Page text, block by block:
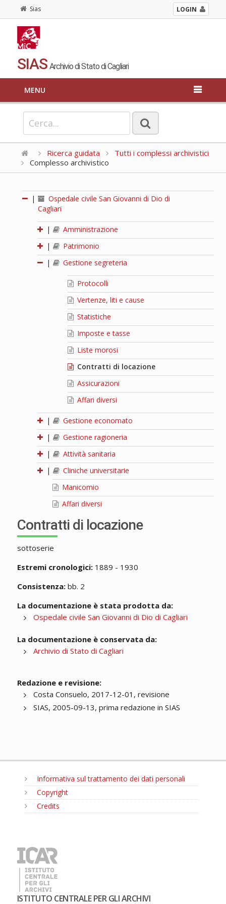
Sias LOGIN
SIAS Archivio di Stato di Cagliari
MENU
Ricerca guidata
Tutti i complessi archivistici
Complesso archivistico
|
Ospedale civile San Giovanni di Dio di
Cagliari
|
Amministrazione
|
Patrimonio
|
Gestione segreteria
Protocolli
Vertenze, liti e cause
Statistiche
Imposte e tasse
Liste morosi
Contratti di locazione
Assicurazioni
Affari diversi
|
Gestione economato
|
Gestione ragioneria
|
Attività sanitaria
|
Cliniche universitarie
Manicomio
Affari diversi
Contratti di locazione
sottoserie
Estremi cronologici:1889 - 1930
Consistenza:bb. 2
La documentazione è stata prodotta da:
Ospedale civile San Giovanni di Dio di Cagliari
La documentazione è conservata da:
Archivio di Stato di Cagliari
Redazione e revisione:
Costa Consuelo, 2017-12-01, revisione
SIAS, 2005-09-13, prima redazione in SIAS
Informativa sul trattamento dei dati personali
Copyright
Credits
ISTITUTO CENTRALE PER GLI ARCHIVI